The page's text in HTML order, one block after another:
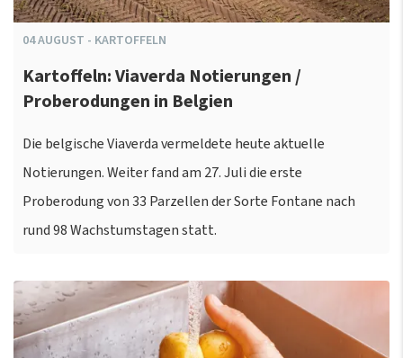
04AUGUST - KARTOFFELN
Kartoffeln: Viaverda Notierungen /
Proberodungen in Belgien
Die belgische Viaverda vermeldete heute aktuelle
Notierungen. Weiter fand am 27. Juli die erste
Proberodung von 33 Parzellen der Sorte Fontane nach
rund 98 Wachstumstagen statt.